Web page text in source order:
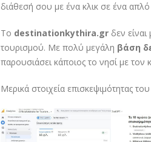
διάθεσή σου με ένα κλικ σε ένα
Το destinationkythira.gr δεν
τουρισμού. Με πολύ μεγάλη βάση
παρουσιάσει κάποιος το νησί με τον
Μερικά στοιχεία επισκεψιμότητας